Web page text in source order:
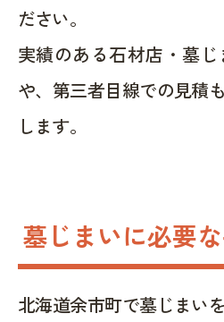
ださい。
実績のある石材店・墓
や、第三者目線での見積
します。
墓じまいに必要
北海道余市町で墓じまい